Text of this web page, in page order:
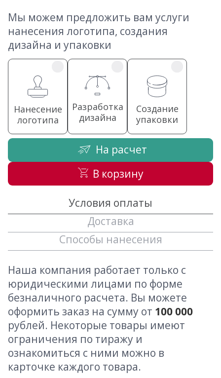
Мы можем предложить вам услуги
нанесения логотипа, создания
дизайна и упаковки
Нанесение
логотипа
Разработка
дизайна
Создание
упаковки
На расчет
В корзину
Условия оплаты
Доставка
Способы нанесения
Наша компания работает только с
юридическими лицами по форме
безналичного расчета. Вы можете
оформить заказ на сумму от 100 000
рублей. Некоторые товары имеют
ограничения по тиражу и
ознакомиться с ними можно в
карточке каждого товара.